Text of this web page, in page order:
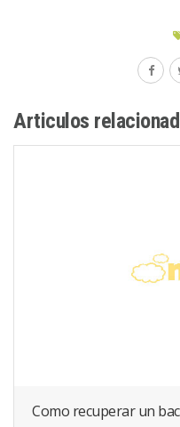
Articulos
Como recuperar un